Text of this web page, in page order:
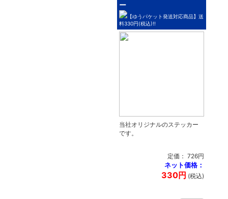
ー
【ゆうパケット発送対応商品】送
料330円(税込)!!
当社オリジナルのステッカー
です。
定価： 726円
ネット価格：
330円 (税込)